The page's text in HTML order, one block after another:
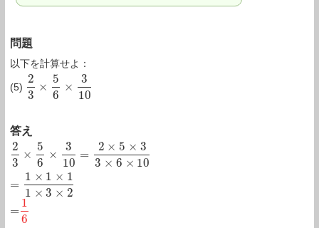
問題
以下を計算せよ：
(5)
2
3
×
5
6
×
3
10
23 ×5 6× 10
答え
2
3
×
5
6
×
3
10
=
2 × 5 × 3
3 × 6 × 10
=
1 × 1 × 1
1 × 3 × 2
23 ×5 6× 10 =2× 5× 33×6×10=1×1
=
=
1
6
16